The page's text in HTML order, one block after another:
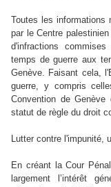
Toutes les informations
par le Centre
d'infractions
temps de guerre aux
Genève. Faisant cela,
guerre, y compris
Convention de
statut de règle du droit
Lutter contre l'impunité,
En créant la Cour
largement l’intérêt